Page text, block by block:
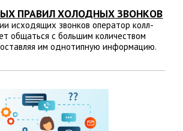
ПРАВИЛ ХОЛОДНЫХ ЗВОНКОВ
исходящих звонков оператор колл-
общаться с большим количеством
им однотипную информацию.